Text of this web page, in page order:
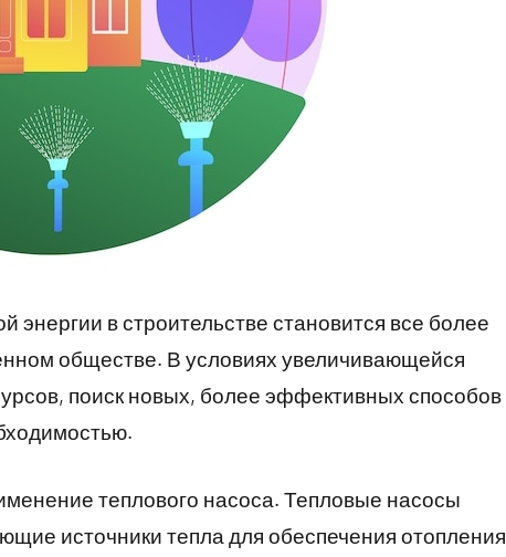
в строительстве становится все более
обществе. В условиях увеличивающейся
поиск новых, более эффективных способов
теплового насоса. Тепловые насосы
источники тепла для обеспечения отопления